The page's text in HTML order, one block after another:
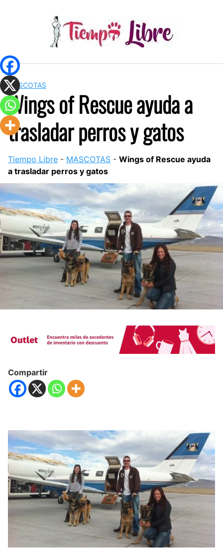
MASCOTAS
Wings of Rescue ayuda a
trasladar perros y gatos
Tiempo Libre - MASCOTAS - Wings of Rescue ayuda
a trasladar perros y gatos
Compartir